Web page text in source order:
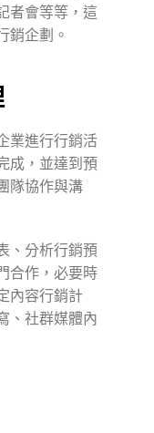
者會等等，這
銷企劃。
業進行行銷活
成，並達到預
隊協作與溝
、分析行銷預
合作，必要時
內容行銷計
、社群媒體內